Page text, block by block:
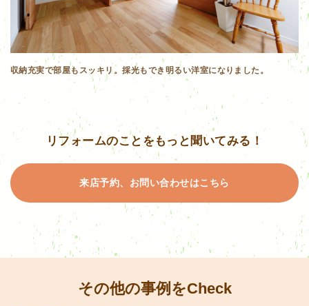
収納充実で部屋もスッキリ。採光もでき明るい洋室になりました。
リフォームのことをもっと聞いてみる！
来店予約、お問い合わせはこちら
その他の事例をCheck